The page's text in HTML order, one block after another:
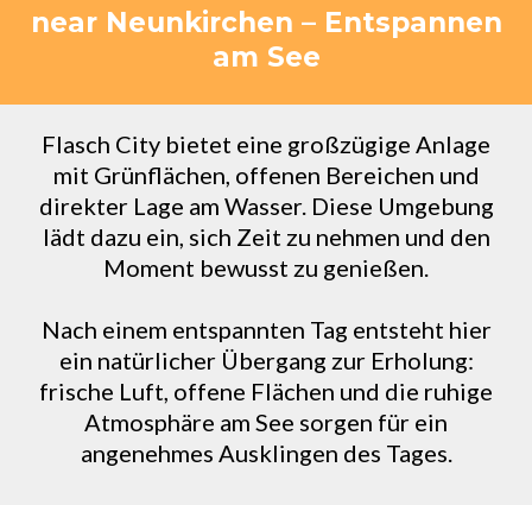
near Neunkirchen – Entspannen
am See
Flasch City bietet eine großzügige Anlage
mit Grünflächen, offenen Bereichen und
direkter Lage am Wasser. Diese Umgebung
lädt dazu ein, sich Zeit zu nehmen und den
Moment bewusst zu genießen.
Nach einem entspannten Tag entsteht hier
ein natürlicher Übergang zur Erholung:
frische Luft, offene Flächen und die ruhige
Atmosphäre am See sorgen für ein
angenehmes Ausklingen des Tages.